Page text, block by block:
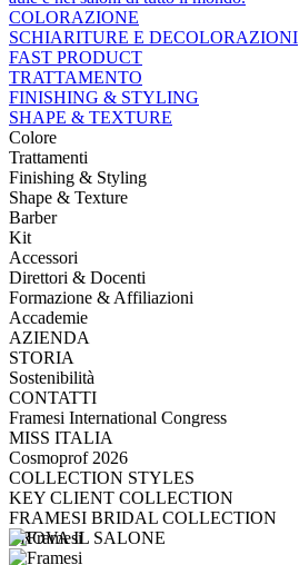
COLORAZIONE
SCHIARITURE E DECOLORAZIONI
FAST PRODUCT
TRATTAMENTO
FINISHING & STYLING
SHAPE & TEXTURE
Colore
Trattamenti
Finishing & Styling
Shape & Texture
Barber
Kit
Accessori
Direttori & Docenti
Formazione & Affiliazioni
Accademie
AZIENDA
STORIA
Sostenibilità
CONTATTI
Framesi International Congress
MISS ITALIA
Cosmoprof 2026
COLLECTION STYLES
KEY CLIENT COLLECTION
FRAMESI BRIDAL COLLECTION
TROVA IL SALONE